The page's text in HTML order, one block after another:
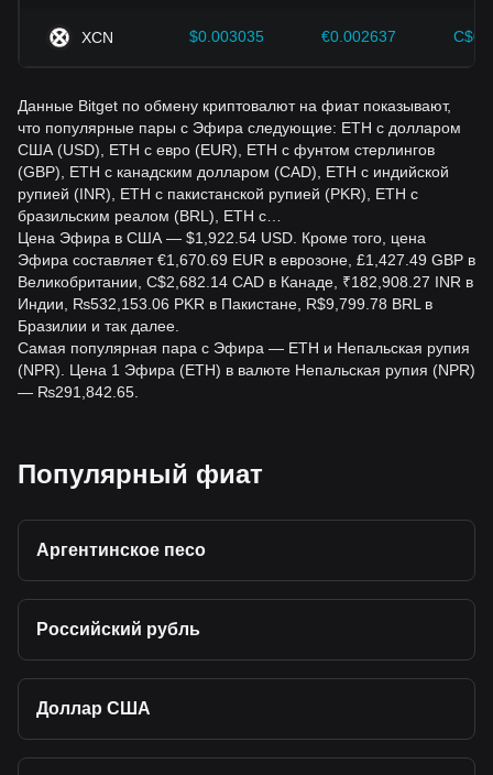
XCN $0.003035 €0.002637
Данные Bitget по обмену криптовалют на фиат показывают,
что популярные пары с Эфира следующие: ETH с долларом
США (USD), ETH с евро (EUR), ETH с фунтом стерлингов
(GBP), ETH с канадским долларом (CAD), ETH с индийской
рупией (INR), ETH с пакистанской рупией (PKR), ETH с
бразильским реалом (BRL), ETH с…
Цена Эфира в США — $1,922.54 USD. Кроме того, цена
Эфира составляет €1,670.69 EUR в еврозоне, £1,427.49 GBP в
Великобритании, C$2,682.14 CAD в Канаде, ₹182,908.27 INR в
Индии, ₨532,153.06 PKR в Пакистане, R$9,799.78 BRL в
Бразилии и так далее.
Самая популярная пара с Эфира — ETH и Непальская рупия
(NPR). Цена 1 Эфира (ETH) в валюте Непальская рупия (NPR)
— ₨291,842.65.
Популярный фиат
Аргентинское песо
Российский рубль
Доллар США